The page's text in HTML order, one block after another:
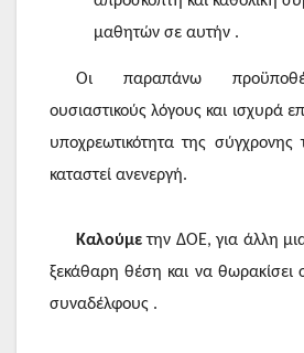
μαθητών σε αυτήν .
Οι παραπάνω
ουσιαστικούς λόγους και ισχυρά
υποχρεωτικότητα της σύγχρονης
καταστεί ανενεργή.
Καλούμετην ΔΟΕ, για άλλη
ξεκάθαρη θέση και να θωρακίσει
συναδέλφους .